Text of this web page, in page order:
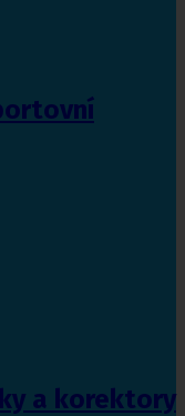
a korektory